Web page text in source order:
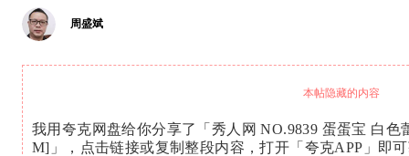
周盛斌
本帖隐藏的内容
我用夸克网盘给你分享了「秀人网 NO.9839 蛋蛋宝 白色
M]」，点击链接或复制整段内容，打开「夸克APP」即